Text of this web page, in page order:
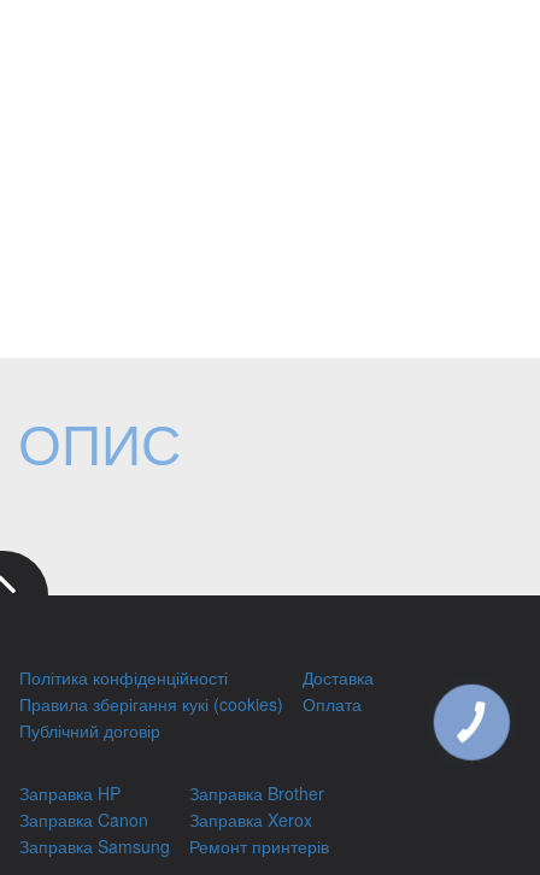
ОПИС
Політика конфіденційності
Правила зберігання кукі (cookies)
Публічний договір
Доставка
Оплата
Заправка HP
Заправка Canon
Заправка Samsung
Заправка Brother
Заправка Xerox
Ремонт принтерів
КНОПКА
ЗВ'ЯЗКУ